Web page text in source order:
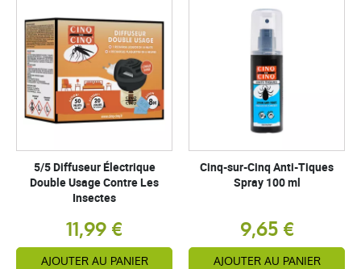
5/5 Diffuseur Électrique
Double Usage Contre Les
Insectes
11,99 €
AJOUTER AU PANIER
Cinq-sur-Cinq Anti-Tiques
Spray 100 ml
9,65 €
AJOUTER AU PANIER